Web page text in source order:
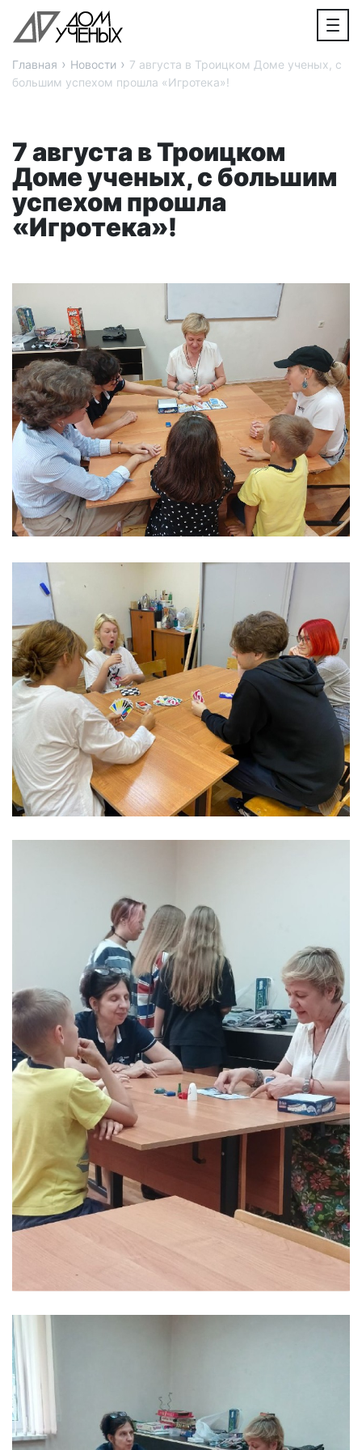
Главная › Новости › 7 августа в Троицком Доме ученых, с
большим успехом прошла «Игротека»!
7 августа в Троицком
Доме ученых, с большим
успехом прошла
«Игротека»!